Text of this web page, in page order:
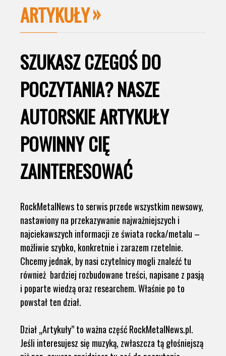
ARTYKUŁY
SZUKASZ CZEGOŚ DO
POCZYTANIA? NASZE
AUTORSKIE ARTYKUŁY
POWINNY CIĘ
ZAINTERESOWAĆ
RockMetalNews to serwis przede wszystkim newsowy,
nastawiony na przekazywanie najważniejszych i
najciekawszych informacji ze świata rocka/metalu –
możliwie szybko, konkretnie i zarazem rzetelnie.
Chcemy jednak, by nasi czytelnicy mogli znaleźć tu
również bardziej rozbudowane treści, napisane z pasją
i poparte wiedzą oraz researchem. Właśnie po to
powstał ten dział.
Dział „Artykuły” to ważna część RockMetalNews.pl.
Jeśli interesujesz się muzyką, zwłaszcza tą głośniejszą